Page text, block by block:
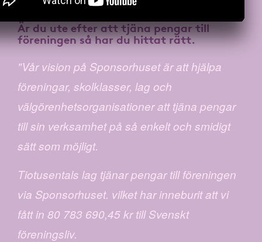
Är du ute efter atttjäna pengar till
föreningenså har du hittat rätt.
"Vår vision på Sponsorhuset är att hjälpa
föreningar, skolklasser, lag och
välgörenhetsorganisationer att tjäna pengar
till sin verksamhet på så enkelt och smidigt
sätt som möjligt.
Tiotusentals lag tjänar pengar till föreningen
via Sponsorhuset. vilket har inneburit att vi
fått in 80 783 690,45 kr till Svenskt
föreningsliv.